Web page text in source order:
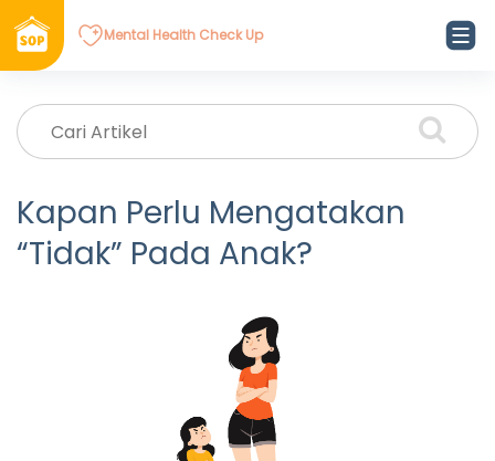
Mental Health Check Up
Kapan Perlu Mengatakan
“Tidak” Pada Anak?